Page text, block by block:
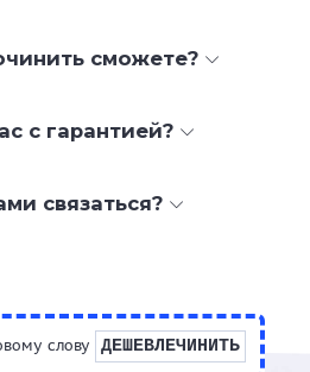
сможете?
с гарантией?
связаться?
слову ДЕШЕВЛЕЧИНИТЬ